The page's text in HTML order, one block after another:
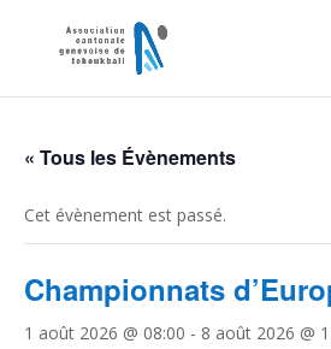
« Tous les Évènements
Cet évènement est passé.
Championnats
1 août 2026 @ 08:00 - 8 août 2026 @